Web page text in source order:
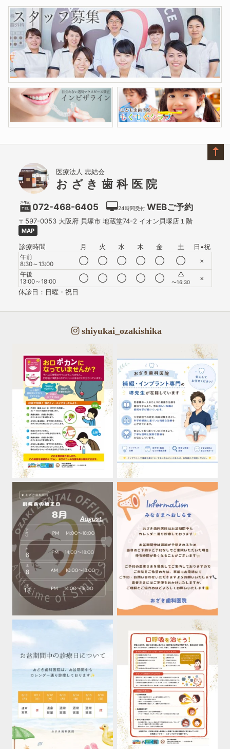
医療法人 志結会
おざき歯科医院
072-468-6405 24時間受付 WEBご予約
〒597-0053 大阪府 貝塚市 地蔵堂74-2 イオン貝塚店１階
MAP
診療時間 月 火 水 木 金 土 日•祝
午前
8:30～13:00
◯ ◯ ◯ ◯ ◯ ◯ ×
午後
13:00～18:00
◯ ◯ ◯ ◯ ◯ △
〜16:30
×
休診日：日曜・祝日
shiyukai_ozakishika